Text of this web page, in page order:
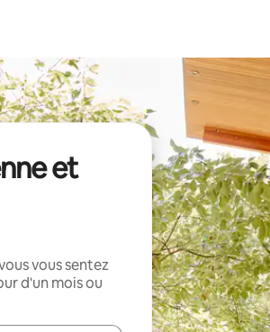
et
vous sentez
d'un mois ou